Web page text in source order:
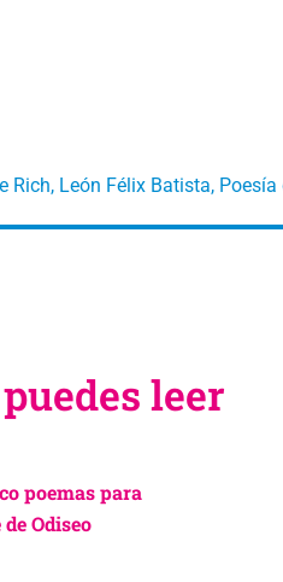
Rich, León Félix Batista, Poesía
leer
poemas para
Odiseo